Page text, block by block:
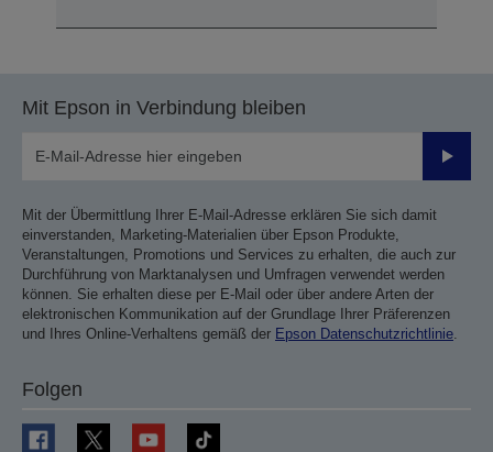
Mit Epson in Verbindung bleiben
Mit der Übermittlung Ihrer E-Mail-Adresse erklären Sie sich damit
einverstanden, Marketing-Materialien über Epson Produkte,
Veranstaltungen, Promotions und Services zu erhalten, die auch zur
Durchführung von Marktanalysen und Umfragen verwendet werden
können. Sie erhalten diese per E-Mail oder über andere Arten der
elektronischen Kommunikation auf der Grundlage Ihrer Präferenzen
und Ihres Online-Verhaltens gemäß der Epson Datenschutzrichtlinie
Folgen